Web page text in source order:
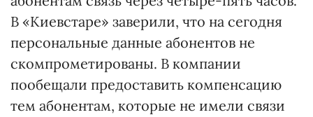
В «Киевстаре» заверили, что на сегодня
персональные данные абонентов не
скомпрометированы. В компании
пообещали предоставить компенсацию
тем абонентам, которые не имели связи